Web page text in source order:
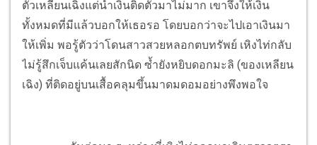
ตัวเหลียนเฉิงแต่นำเงินติดตัวมาไม่มาก เขาจึงให้เงิน
ทั้งหมดที่มีแล้วบอกให้เธอรอ โดยบอกว่าจะไปเอาเงินมา
ให้เพิ่ม พอรู้ตัวว่าโดนสาวสวยหลอกตบทรัพย์ เหิงไท่กลับ
ไม่รู้สึกเจ็บแค้นเลยสักนิด ซ้ำยังหยิบดอกมะลิ (ของเหลียน
เฉิง) ที่ติดอยู่บนเสื้อคลุมขึ้นมาดมดอมอย่างพึงพอใจ